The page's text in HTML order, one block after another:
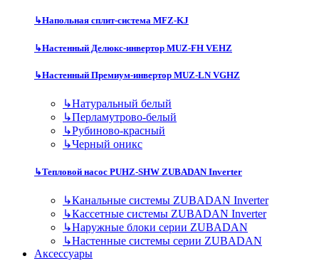
↳Напольная сплит-система MFZ-KJ
↳Настенный Делюкс-инвертор MUZ-FH VEHZ
↳Настенный Премиум-инвертор MUZ-LN VGHZ
↳Натуральный белый
↳Перламутрово-белый
↳Рубиново-красный
↳Черный оникс
↳Тепловой насос PUHZ-SHW ZUBADAN Inverter
↳Канальные системы ZUBADAN Inverter
↳Кассетные системы ZUBADAN Inverter
↳Наружные блоки серии ZUBADAN
↳Настенные системы серии ZUBADAN
Аксесcуары